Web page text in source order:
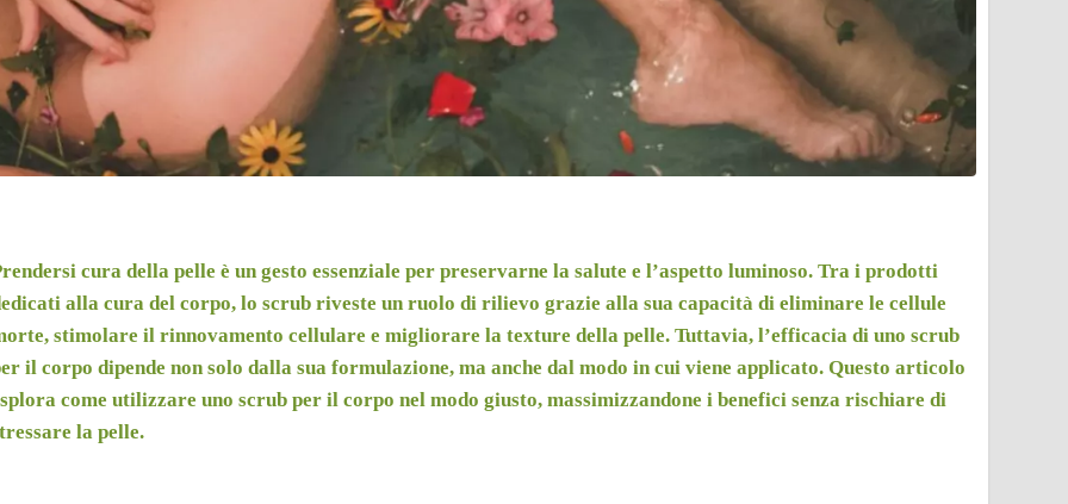
cura della pelle è un gesto essenziale per preservarne la salute e l’aspetto luminoso. Tra i prodotti
alla cura del corpo, lo scrub riveste un ruolo di rilievo grazie alla sua capacità di eliminare le cellule
stimolare il rinnovamento cellulare e migliorare la texture della pelle. Tuttavia, l’efficacia di uno scrub
il corpo dipende non solo dalla sua formulazione, ma anche dal modo in cui viene applicato. Questo articolo
come utilizzare uno scrub per il corpo nel modo giusto, massimizzandone i benefici senza rischiare di
la pelle.